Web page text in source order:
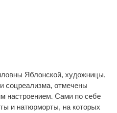
Яблонской, художницы,
соцреализма, отмечены
настроением. Сами по себе
и натюрморты, на которых